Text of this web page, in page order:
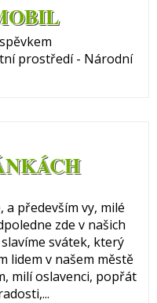
prostředí - Národní
a především vy, milé
zde v našich
svátek, který
lidem v našem městě
milí oslavenci, popřát